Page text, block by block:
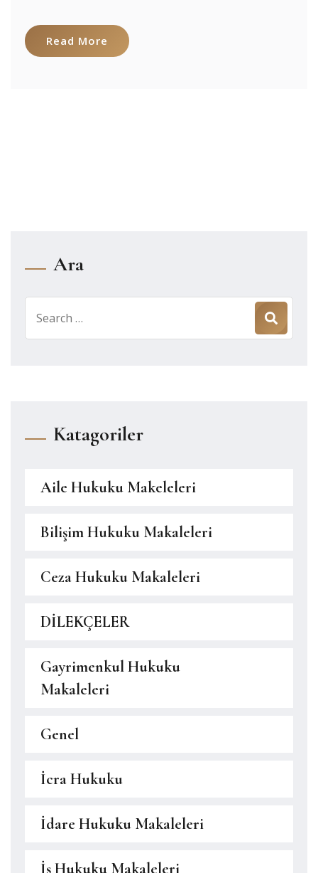
Read More
Ara
for:
Katagoriler
Aile Hukuku Makeleleri
Bilişim Hukuku Makaleleri
Ceza Hukuku Makaleleri
DİLEKÇELER
Gayrimenkul Hukuku
Makaleleri
Genel
İcra Hukuku
İdare Hukuku Makaleleri
İş Hukuku Makaleleri